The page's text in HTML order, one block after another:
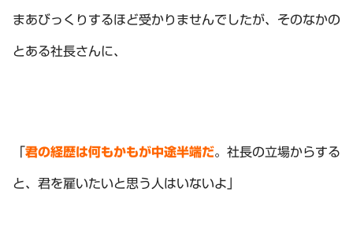
まあびっくりするほど受かりませんでしたが、そのなかの
とある社長さんに、
君の経歴は何もかもが中途半端だ。社長の立場からする
と、君を雇いたいと思う人はいないよ」